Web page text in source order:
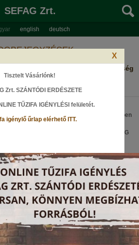
SEFAG Zrt.
english deutsch
TÖLGYES ERDEINKEBEN - a jelenség
és a klímaváltozás hatásai egyre
erdeinkben is. A Külső-Somogy tölgyeseiben
kutatók, erdészek és
közösen keresték a válaszokat a SEFAG
szakmai nap nemcsak a problémák
alkalmazkodóképességét erősítő
ERDEINKEBEN
2026. június 15.
időjárása jelentős próba elé állítja az élő
tűrőképességét. Az elmúlt évtizedek gyorsuló
X
Tisztelt Vásárlónk!
Zrt. SZÁNTÓDI ERDÉSZETE
TŰZIFA IGÉNYLÉSI felületét.
igénylő űrlap elérhető ITT.